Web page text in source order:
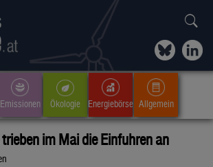
Emissionen Ökologie Energiebörse Allgemein
im Mai die Einfuhren an